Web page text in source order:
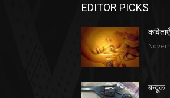
EDITOR PICKS
बन्दूक